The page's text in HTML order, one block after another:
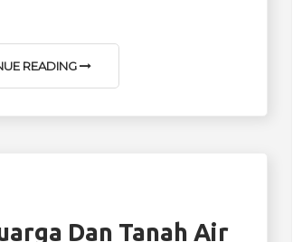
READING
Dan Tanah Air